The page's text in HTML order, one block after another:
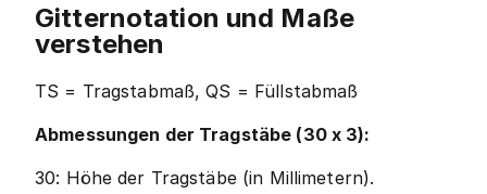
Gitternotation und Maße
verstehen
TS = Tragstabmaß, QS = Füllstabmaß
Abmessungen der Tragstäbe (30 x 3):
30: Höhe der Tragstäbe (in Millimetern).